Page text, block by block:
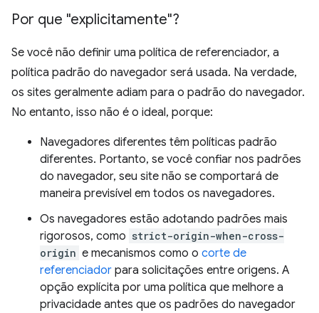
Por que "explicitamente"?
Se você não definir uma política de referenciador, a
política padrão do navegador será usada. Na verdade,
os sites geralmente adiam para o padrão do navegador.
No entanto, isso não é o ideal, porque:
Navegadores diferentes têm políticas padrão
diferentes. Portanto, se você confiar nos padrões
do navegador, seu site não se comportará de
maneira previsível em todos os navegadores.
Os navegadores estão adotando padrões mais
rigorosos, como strict-origin-when-cross-
origin e mecanismos como o corte de
referenciador para solicitações entre origens. A
opção explícita por uma política que melhore a
privacidade antes que os padrões do navegador